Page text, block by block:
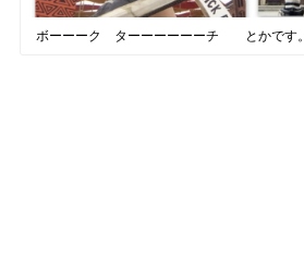
ボーーーク ターーーーーーチ とかです。